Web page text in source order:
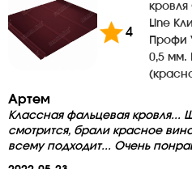
кровля
Line
Профи
0,5 мм.
4
Артем
Классная фальцевая кровля...
смотрится, брали красное
всему подходит... Очень